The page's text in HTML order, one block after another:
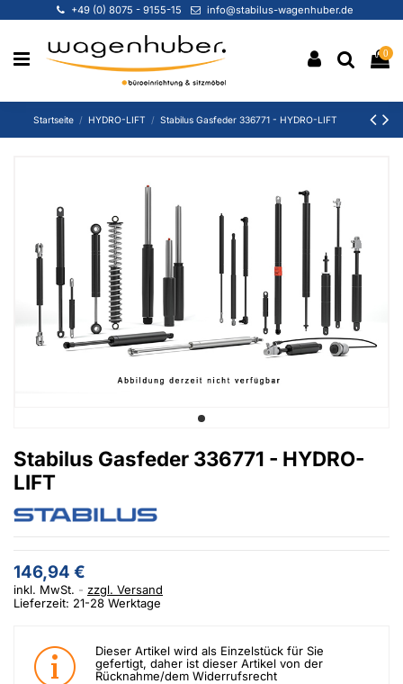
+49 (0) 8075 - 9155-15 info@stabilus-wagenhuber.de
0
Startseite HYDRO-LIFT Stabilus Gasfeder 336771 - HYDRO-LIFT
Stabilus Gasfeder 336771 - HYDRO-
LIFT
146,94 €
inkl. MwSt.
zzgl. Versand
Lieferzeit: 21-28 Werktage
Dieser Artikel wird als Einzelstück für Sie
gefertigt, daher ist dieser Artikel von der
Rücknahme/dem Widerrufsrecht